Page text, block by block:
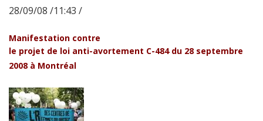
28/09/08 /11:43 /
Manifestation contre
le projet de loi anti-avortement C-484 du 28 septembre
2008 à Montréal